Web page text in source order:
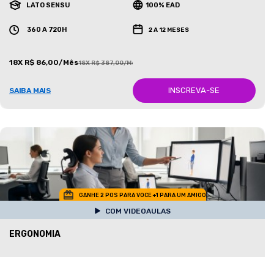
LATO SENSU 100% EAD
360 A 720H 2 A 12 MESES
18X R$ 86,00/Mês18X R$ 387,00/Mês
SAIBA MAIS INSCREVA-SE
GANHE 2 POS PARA VOCE +1 PARA UM AMIGO
COM VIDEOAULAS
ERGONOMIA